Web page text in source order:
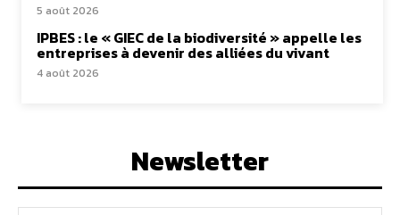
5 août 2026
IPBES : le « GIEC de la biodiversité » appelle les
entreprises à devenir des alliées du vivant
4 août 2026
Newsletter